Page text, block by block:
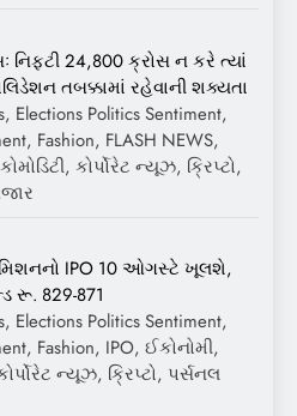
નિફ્ટી 24,800 ક્રોસ ન કરે ત્યાં
તબક્કામાં રહેવાની શક્યતા
Elections Politics Sentiment,
Fashion, FLASH NEWS,
કોર્પોરેટ ન્યૂઝ, ક્રિપ્ટો,
IPO 10 ઓગસ્ટે ખૂલશે,
રૂ. 829-871
Elections Politics Sentiment,
Fashion, IPO, ઈકોનોમી,
ન્યૂઝ, ક્રિપ્ટો, પર્સનલ